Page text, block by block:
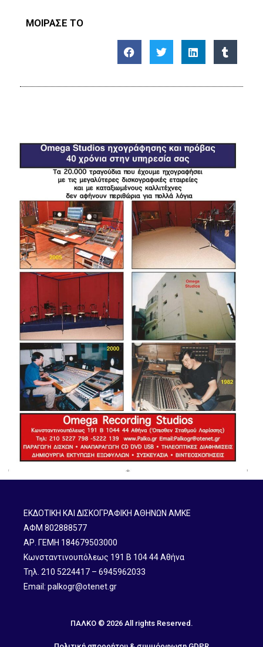
ΜΟΙΡΑΣΕ ΤΟ
ΕΚΔΟΤΙΚΗ ΚΑΙ ΔΙΣΚΟΓΡΑΦΙΚΗ ΑΘΗΝΩΝ ΑΜΚΕ
ΑΦΜ 802888577
ΑΡ. ΓΕΜΗ 184679503000
Κωνσταντινουπόλεως 191 B 104 44 Αθήνα
Τηλ. 210 5224417 – 6945962033
Email: palkogr@otenet.gr
ΠΑΛΚΟ © 2026 All rights Reserved.